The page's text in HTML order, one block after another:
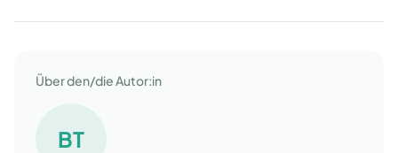
Über den/die Autor:in
BT